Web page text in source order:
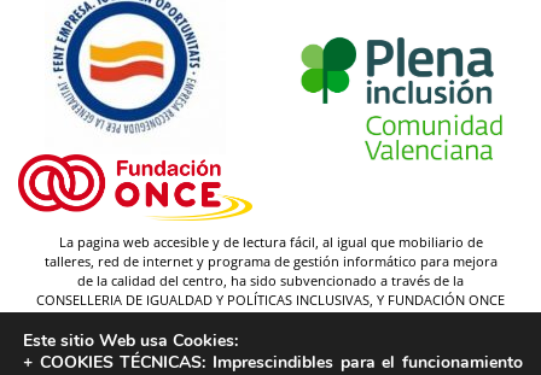
La pagina web accesible y de lectura fácil, al igual que mobiliario de
talleres, red de internet y programa de gestión informático para mejora
de la calidad del centro, ha sido subvencionado a través de la
CONSELLERIA DE IGUALDAD Y POLÍTICAS INCLUSIVAS, Y FUNDACIÓN ONCE
Autor pictogramas:Sergio Palao
Este sitio Web usa Cookies:
+ COOKIES TÉCNICAS: Imprescindibles para el funcionamiento